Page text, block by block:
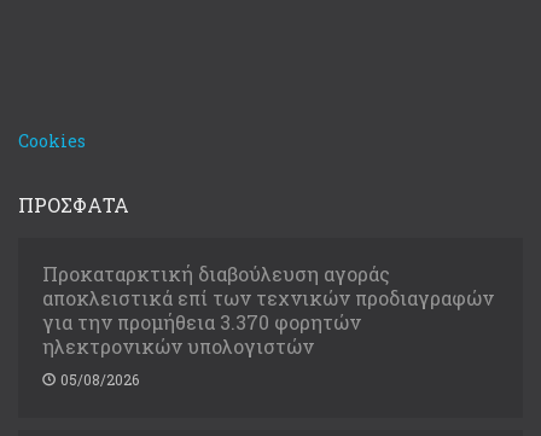
Cookies
ΠΡΟΣΦΑΤΑ
Προκαταρκτική διαβούλευση αγοράς
αποκλειστικά επί των τεχνικών προδιαγραφών
για την προμήθεια 3.370 φορητών
ηλεκτρονικών υπολογιστών
05/08/2026